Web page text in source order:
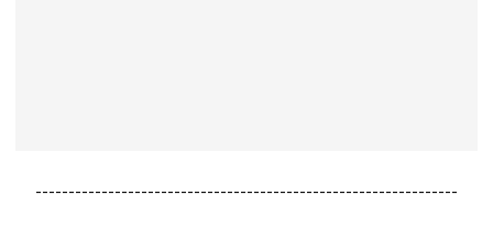
----------------------------------------------------------------